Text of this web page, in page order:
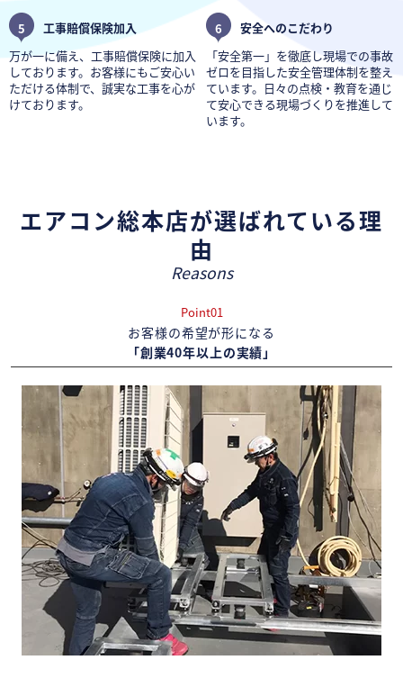
5
工事賠償保険加入
万が一に備え、工事賠償保険に加入
しております。お客様にもご安心い
ただける体制で、誠実な工事を心が
けております。
6
安全へのこだわり
「安全第一」を徹底し現場での事故
ゼロを目指した安全管理体制を整え
ています。日々の点検・教育を通じ
て安心できる現場づくりを推進して
います。
エアコン総本店が選ばれている理
由
Reasons
Point01
お客様の希望が形になる
「創業40年以上の実績」